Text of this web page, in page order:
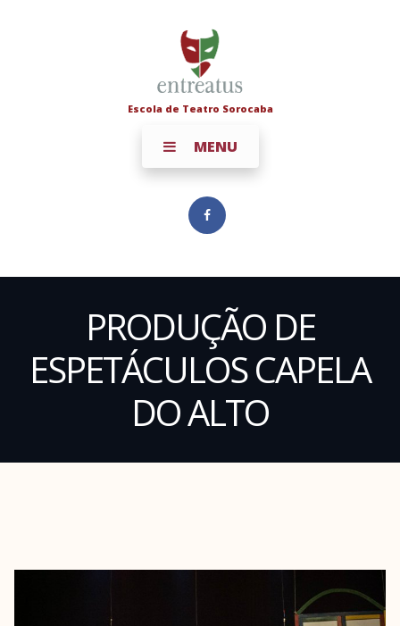
Escola de Teatro Sorocaba
MENU
PRODUÇÃO DE
ESPETÁCULOS CAPELA
DO ALTO